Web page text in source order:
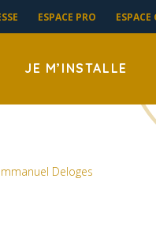
ESPACE PRO ESPACE
JE M’INSTALLE
Deloges